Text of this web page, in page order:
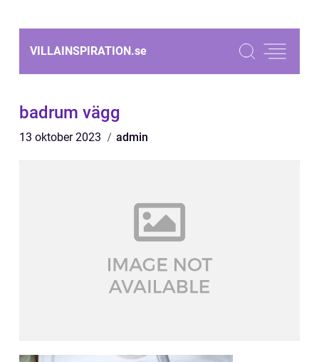
VILLAINSPIRATION.se
badrum vägg
13 oktober 2023 admin